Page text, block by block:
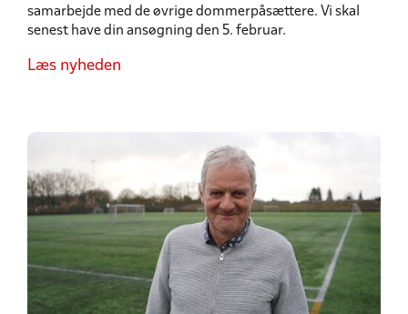
samarbejde med de øvrige dommerpåsættere. Vi skal
senest have din ansøgning den 5. februar.
Læs nyheden